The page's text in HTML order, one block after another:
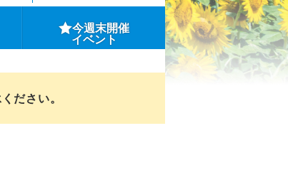
今週末開催
イベント
ださい。